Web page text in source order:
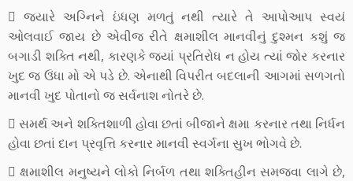
 જયારે અગ્નિને ઇંધણ મળતું નથી ત્યારે તે આપોઆપ સ્વયં
ઓલવાઈ જાય છે એવીજ રીતે ક્ષમાશીલ માનવીનું દુશ્મન કશું જ
બગાડી શક્તિ નથી, કારણકે જ્યાં પ્રતિરોધ ન હોય ત્યાં જોર કરનાર
ખુદ જ ઉંધા મો એ પડે છે. એનાથી વિપરીત બદલાની આગમાં સળગતો
માનવી ખુદ પોતાનો જ સર્વનાશ નોતરે છે.
 સમર્થ અને શક્તિશાળી હોવા છતાં બીજાને ક્ષમા કરનાર તથા નિર્ધન
હોવા છતાં દાન પ્રવૃત્તિ કરનાર માનવી સ્વર્ગના સુખ ભોગવે છે.
 ક્ષમાશીલ મનુષ્યને લોકો નિર્બળ તથા શક્તિહીન સમજવા લાગે છે,